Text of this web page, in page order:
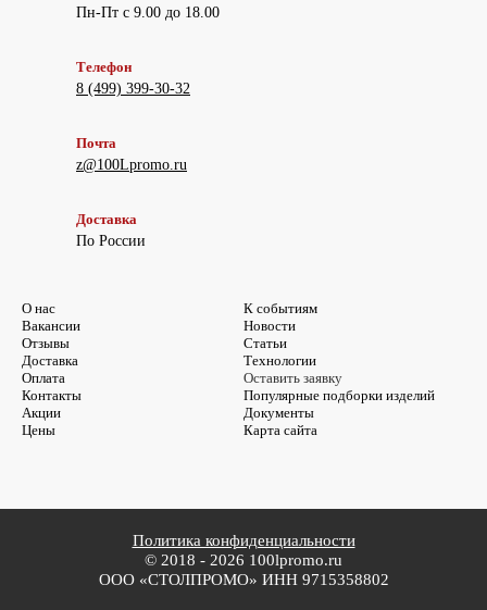
Пн-Пт с 9.00 до 18.00
Телефон
8 (499) 399-30-32
Почта
z@100Lpromo.ru
Доставка
По России
О нас
Вакансии
Отзывы
Доставка
Оплата
Контакты
Акции
Цены
К событиям
Новости
Статьи
Технологии
Оставить заявку
Популярные подборки изделий
Документы
Карта сайта
© 2018 - 2026 100lpromo.ru
ООО «СТОЛПРОМО» ИНН 9715358802
Политика конфиденциальности